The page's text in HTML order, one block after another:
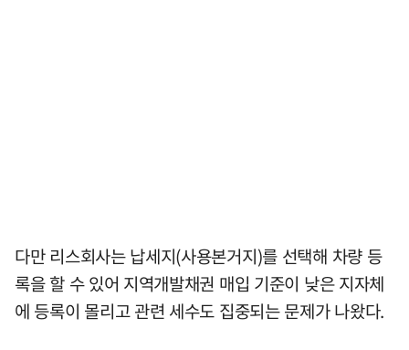
다만 리스회사는 납세지(사용본거지)를 선택해 차량 등
록을 할 수 있어 지역개발채권 매입 기준이 낮은 지자체
에 등록이 몰리고 관련 세수도 집중되는 문제가 나왔다.